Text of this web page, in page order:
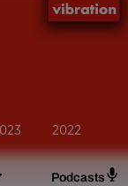
Podcasts
2022